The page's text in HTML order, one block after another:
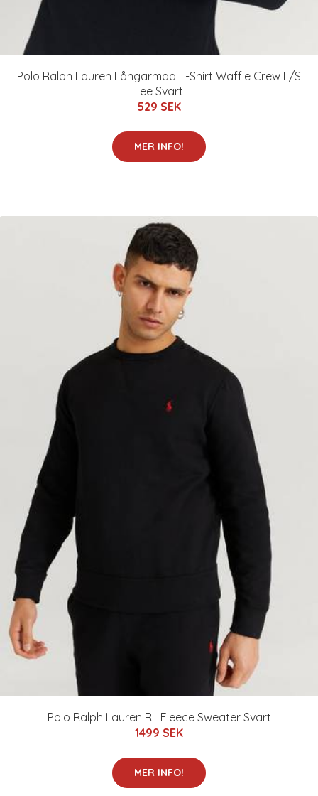
Polo Ralph Lauren Långärmad T-Shirt Waffle Crew L/S
Tee Svart
529 SEK
MER INFO!
Polo Ralph Lauren RL Fleece Sweater Svart
1499 SEK
MER INFO!